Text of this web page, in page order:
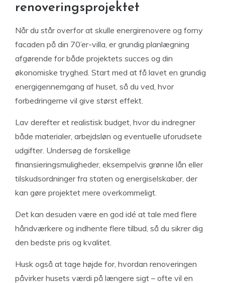
renoveringsprojektet
Når du står overfor at skulle energirenovere og forny
facaden på din 70’er-villa, er grundig planlægning
afgørende for både projektets succes og din
økonomiske tryghed. Start med at få lavet en grundig
energigennemgang af huset, så du ved, hvor
forbedringerne vil give størst effekt.
Lav derefter et realistisk budget, hvor du indregner
både materialer, arbejdsløn og eventuelle uforudsete
udgifter. Undersøg de forskellige
finansieringsmuligheder, eksempelvis grønne lån eller
tilskudsordninger fra staten og energiselskaber, der
kan gøre projektet mere overkommeligt.
Det kan desuden være en god idé at tale med flere
håndværkere og indhente flere tilbud, så du sikrer dig
den bedste pris og kvalitet.
Husk også at tage højde for, hvordan renoveringen
påvirker husets værdi på længere sigt – ofte vil en